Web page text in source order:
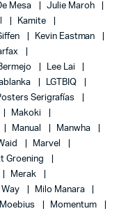
Mesa
Julie Maroh
Kamite
Kevin Eastman
Lee Lai
LGTBIQ
Serigrafías
Makoki
Manual
Manwha
Marvel
Groening
Merak
Way
Milo Manara
Moebius
Momentum